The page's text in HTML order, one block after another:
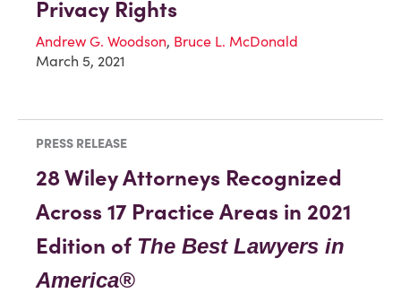
Privacy Rights
Andrew G. Woodson, Bruce L. McDonald
March 5, 2021
PRESS RELEASE
28 Wiley Attorneys Recognized
Across 17 Practice Areas in 2021
Edition of The Best Lawyers in
America®